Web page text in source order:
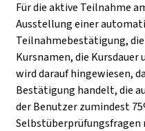
Für die aktive Teilnahme
Ausstellung einer
Teilnahmebestätigung,
Kursnamen, die Kursdauer
wird darauf hingewiesen,
Bestätigung handelt, die
der Benutzer zumindest